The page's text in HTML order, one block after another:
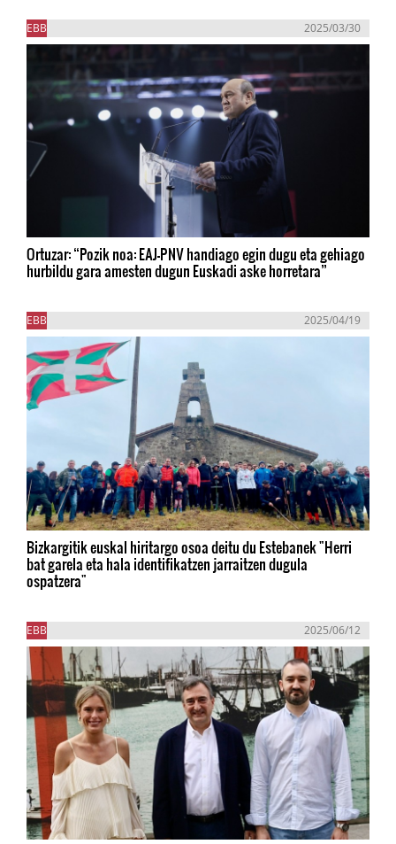
EBB 2025/03/30
Ortuzar: “Pozik noa: EAJ-PNV handiago egin dugu eta gehiago
hurbildu gara amesten dugun Euskadi aske horretara”
EBB 2025/04/19
Bizkargitik euskal hiritargo osoa deitu du Estebanek "Herri
bat garela eta hala identifikatzen jarraitzen dugula
ospatzera"
EBB 2025/06/12